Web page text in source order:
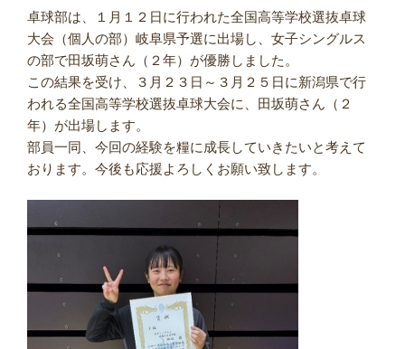
卓球部は、１月１２日に行われた全国高等学校選抜卓球
大会（個人の部）岐阜県予選に出場し、女子シングルス
の部で田坂萌さん（２年）が優勝しました。
この結果を受け、３月２３日～３月２５日に新潟県で行
われる全国高等学校選抜卓球大会に、田坂萌さん（２
年）が出場します。
部員一同、今回の経験を糧に成長していきたいと考えて
おります。今後も応援よろしくお願い致します。